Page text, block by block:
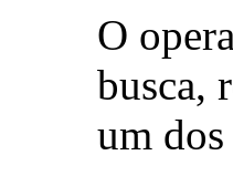
O
busca,
um